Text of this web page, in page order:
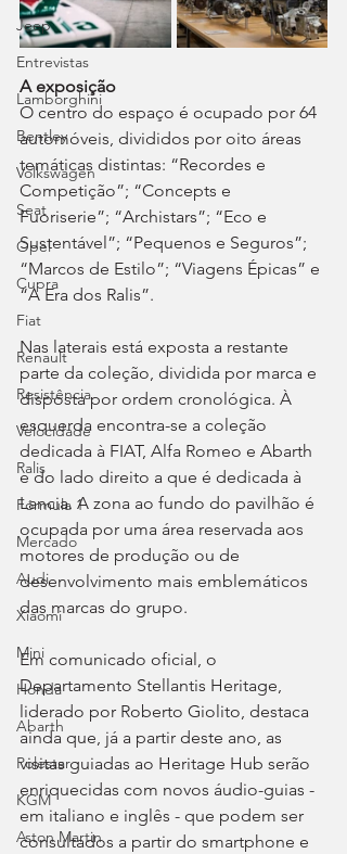
Jeep
Entrevistas
Lamborghini
Bentley
Volkswagen
Seat
Opel
Cupra
Fiat
Renault
Resistência
Velocidade
Ralis
Fórmula 1
Mercado
Audi
Xiaomi
Mini
Honda
Abarth
Polestar
KGM
Aston Martin
A exposição
O centro do espaço é ocupado por 64
automóveis, divididos por oito áreas
temáticas distintas: “Recordes e
Competição”; “Concepts e
Fuoriserie”; “Archistars”; “Eco e
Sustentável”; “Pequenos e Seguros”;
“Marcos de Estilo”; “Viagens Épicas” e
“A Era dos Ralis”.
Nas laterais está exposta a restante
parte da coleção, dividida por marca e
disposta por ordem cronológica. À
esquerda encontra-se a coleção
dedicada à FIAT, Alfa Romeo e Abarth
e do lado direito a que é dedicada à
Lancia. A zona ao fundo do pavilhão é
ocupada por uma área reservada aos
motores de produção ou de
desenvolvimento mais emblemáticos
das marcas do grupo.
Em comunicado oficial, o
Departamento Stellantis Heritage,
liderado por Roberto Giolito, destaca
ainda que, já a partir deste ano, as
visitas guiadas ao Heritage Hub serão
enriquecidas com novos áudio-guias -
em italiano e inglês - que podem ser
consultados a partir do smartphone e